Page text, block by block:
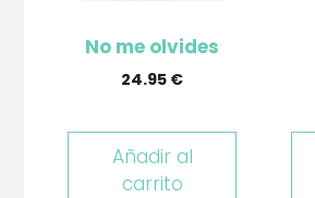
No me olvides
24.95 €
Añadir al
carrito